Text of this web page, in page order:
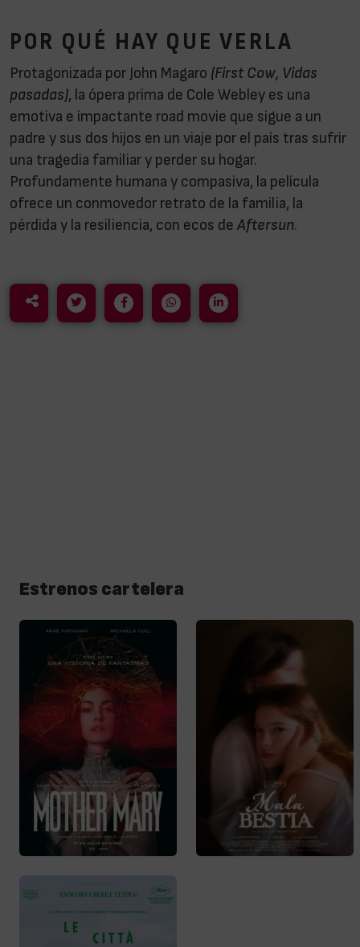
POR QUÉ HAY QUE VERLA
Protagonizada por John Magaro (First Cow, Vidas
pasadas), la ópera prima de Cole Webley es una
emotiva e impactante road movie que sigue a un
padre y sus dos hijos en un viaje por el país tras sufrir
una tragedia familiar y perder su hogar.
Profundamente humana y compasiva, la película
ofrece un conmovedor retrato de la familia, la
pérdida y la resiliencia, con ecos de Aftersun.
Estrenos cartelera